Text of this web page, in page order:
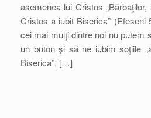
asemenea lui Cristos
Cristos a iubit Biserica” (Efeseni
cei mai mulţi dintre noi nu putem
un buton şi să ne iubim soţiile
Biserica”, […]